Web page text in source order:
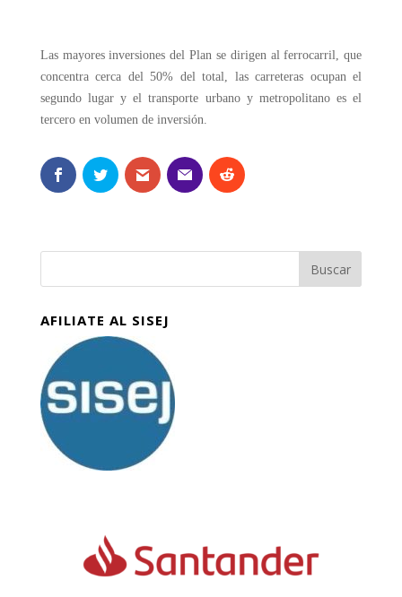
Las mayores inversiones del Plan se dirigen al ferrocarril, que
concentra cerca del 50% del total, las carreteras ocupan el
segundo lugar y el transporte urbano y metropolitano es el
tercero en volumen de inversión.
AFILIATE AL SISEJ